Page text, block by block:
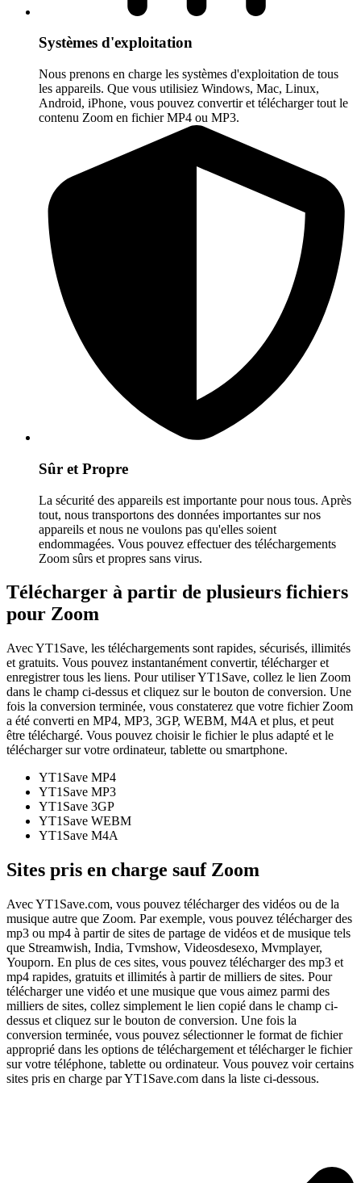
Systèmes d'exploitation
Nous prenons en charge les systèmes d'exploitation de tous
les appareils. Que vous utilisiez Windows, Mac, Linux,
Android, iPhone, vous pouvez convertir et télécharger tout le
contenu Zoom en fichier MP4 ou MP3.
Sûr et Propre
La sécurité des appareils est importante pour nous tous. Après
tout, nous transportons des données importantes sur nos
appareils et nous ne voulons pas qu'elles soient
endommagées. Vous pouvez effectuer des téléchargements
Zoom sûrs et propres sans virus.
Télécharger à partir de plusieurs fichiers
pour Zoom
Avec YT1Save, les téléchargements sont rapides, sécurisés, illimités
et gratuits. Vous pouvez instantanément convertir, télécharger et
enregistrer tous les liens. Pour utiliser YT1Save, collez le lien Zoom
dans le champ ci-dessus et cliquez sur le bouton de conversion. Une
fois la conversion terminée, vous constaterez que votre fichier Zoom
a été converti en MP4, MP3, 3GP, WEBM, M4A et plus, et peut
être téléchargé. Vous pouvez choisir le fichier le plus adapté et le
télécharger sur votre ordinateur, tablette ou smartphone.
YT1Save MP4
YT1Save MP3
YT1Save 3GP
YT1Save WEBM
YT1Save M4A
Sites pris en charge sauf Zoom
Avec YT1Save.com, vous pouvez télécharger des vidéos ou de la
musique autre que Zoom. Par exemple, vous pouvez télécharger des
mp3 ou mp4 à partir de sites de partage de vidéos et de musique tels
que Streamwish, India, Tvmshow, Videosdesexo, Mvmplayer,
Youporn. En plus de ces sites, vous pouvez télécharger des mp3 et
mp4 rapides, gratuits et illimités à partir de milliers de sites. Pour
télécharger une vidéo et une musique que vous aimez parmi des
milliers de sites, collez simplement le lien copié dans le champ ci-
dessus et cliquez sur le bouton de conversion. Une fois la
conversion terminée, vous pouvez sélectionner le format de fichier
approprié dans les options de téléchargement et télécharger le fichier
sur votre téléphone, tablette ou ordinateur. Vous pouvez voir certains
sites pris en charge par YT1Save.com dans la liste ci-dessous.